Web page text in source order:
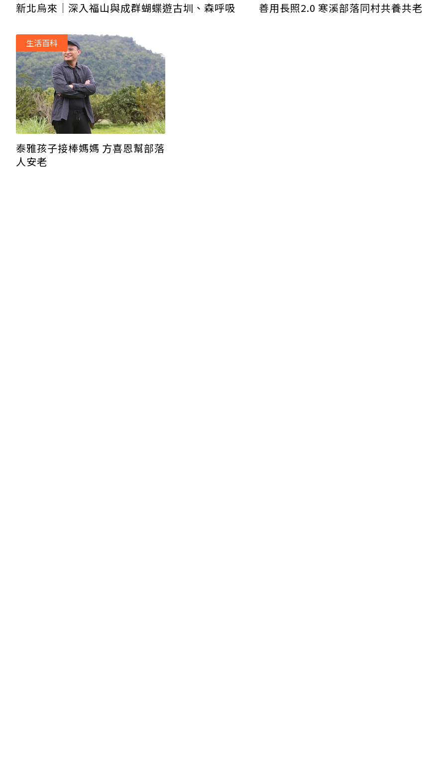
新北烏來│深入福山與成群蝴蝶遊古圳、森呼吸 善用長照2.0 寒溪部落同村共養共老
泰雅孩子接棒媽媽 方喜恩幫部落
人安老
生活百科